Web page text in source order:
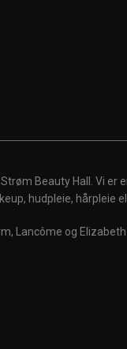
Beauty Hall. Vi er
hudpleie, hårpleie
Lancôme og